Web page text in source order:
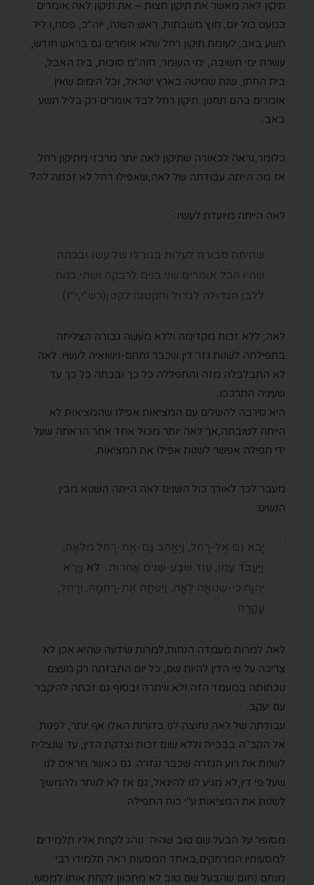
תיקון לאה מאשר את תיקון חצות – את תיקון לאה אומרים
כמעט כול יום, חוץ משבתות, ראש השנה, יוה"כ, פסח,ו ליל
תשע באב; לעומת תיקון רחל שלא אומרים גם בראש חודש,
עשרת ימי תשובה, ימי העומר, חוה"מ סוכות, בית האבל,
בית החתן, שנת שמיטה בארץ ישראל, וכל הימים שאין
אומרים בהם תחנון. תיקון רחל לבד אומרים רק בליל תשע
באב.
כלומר,נראה לכאורה שתיקון לאה יותר מרכזי מתיקון רחל.
אז מה הייתה עבודתה של לאה,שאפילו רחל לא זכתה לה?
לאה הייתה מיועדת לעשיו:
שהיתה סבורה לעלות בגורלו של עשו ובכתה
שהיו הכל אומרים שני בנים לרבקה ושתי בנות
ללבן הגדולה לגדול והקטנה לקטן(רש"י,י"ז)
לאה, ללא זכות מקדימה וללא מעשה גבורה הצליחה
בתפילתה לשנות גזר דין שכבר נחתם-נישואיה לעשיו. לאה
לא התבלבלה מזה והתפללה כל כך ובכתה כל כך עד
שעיניה התרככו.
היא סירבה להשלים עם המציאות אפילו שהמציאות לא
הייתה לטובתה,אך לאה יותר מכול אחד אחר הראתה שעל
ידי תפילה אפשר לשנות אפילו את המציאות.
מעבר לכך לאורך כול השנים לאה הייתה השנוא מבין
הנשים:
יָּבֹא גַּם אֶל-רָחֵל, וַיֶּאֱהַב גַּם-אֶת-רָחֵל מִלֵּאָה;
וַיַּעֲבֹד עִמּוֹ, עוֹד שֶׁבַע-שָׁנִים אֲחֵרוֹת. לא וַיַּרְא
יְהוָה כִּי-שְׂנוּאָה לֵאָה, וַיִּפְתַּח אֶת-רַחְמָהּ; וְרָחֵל,
עֲקָרָה
לאה למרות מעמדה הנחות,למרות שידעה שהיא אכן לא
צריכה על פי הדין להיות שם, כל יום התבזתה רק מעצם
נוכחותה במעמד הזה ולא וויתרה ובסוף גם זכתה להיקבר
עם יעקב.
עבודתה של לאה נחוצה לנו בדורות האלו אף יותר, לפנות
אל הקב"ה בבכייה וללא שום זכות וצדקת הדין, עד שנצליח
לשנות את רוע הגזרה שכבר נגזרה. גם כאשר מראים לנו
שעל פי דין,לא מגיע לנו להיגאל, גם אז לא לוותר ולהמשיך
לשנות את המציאות ע"י כוח התפילה.
מסופר על הבעל שם טוב שהיה נוהג לקחת אליו תלמידים
למסעותיו המרתקים,באחד המסעות ראה תלמידו רבי
מנחם נחום שהבעל שם טוב לא מתכוון לקחת אותו למסעו,